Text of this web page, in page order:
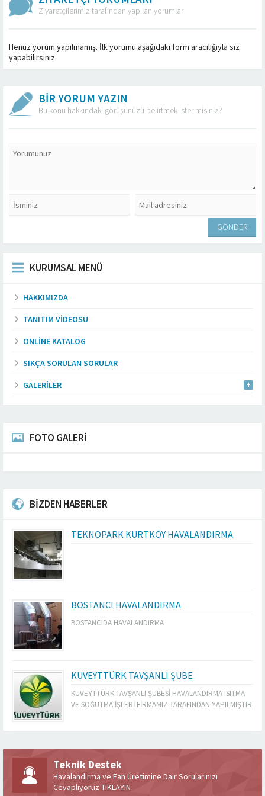
Ziyaretçilerimiz tarafından yapılan yorumlar
Henüz yorum yapılmamış. İlk yorumu aşağıdaki form aracılığıyla siz
yapabilirsiniz.
BİR YORUM YAZIN
Bu konu hakkındaki görüşünüzü belirtmek ister misiniz?
KURUMSAL MENÜ
HAKKIMIZDA
TANITIM VIDEOSU
ONLINE KATALOG
SIKÇA SORULAN SORULAR
GALERILER
FOTO GALERİ
BİZDEN HABERLER
TEKNOPARK KURTKÖY HAVALANDIRMA
BOSTANCI HAVALANDIRMA
BOSTANCIDA HAVALANDIRMA
KUVEYTTÜRK TAVŞANLI ŞUBE
KUVEYTTÜRK TAVŞANLI ŞUBESİ HAVALANDIRMA ISITMA
VE SOĞUTMA İŞLERİ FİRMAMIZ TARAFINDAN YAPILMIŞTIR
Teknik Destek
Havalandırma ve Fan Üretimine Dair Sorularınızı
Cevaplıyoruz TIKLAYIN